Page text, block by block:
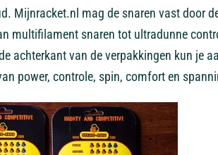
Mijnracket.nl mag de snaren vast door
multifilament snaren tot ultradunne
achterkant van de verpakkingen kun je
power, controle, spin, comfort en